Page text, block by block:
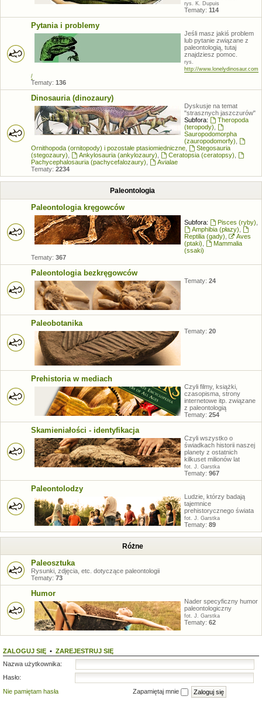
rys. K. Dupuis
Tematy: 114
Pytania i problemy
Jeśli masz jakiś problem
lub pytanie związane z
paleontologią, tutaj
znajdziesz pomoc.
rys.
http://www.lonelydinosaur.com
/
Tematy: 136
Dinosauria (dinozaury)
Dyskusje na temat
"strasznych jaszczurów"
Subfora:
Theropoda
(teropody)
Sauropodomorpha
(zauropodomorfy)
Ornithopoda (ornitopody) i pozostałe ptasiomiedniczne
Stegosauria
(stegozaury)
Ankylosauria (ankylozaury) Ceratopsia (ceratopsy)
Pachycephalosauria (pachycefalozaury)
Avialae
Tematy: 2234
Paleontologia
Paleontologia kręgowców
Subfora: Pisces (ryby)
Amphibia (płazy)
Reptilia (gady)
Aves
(ptaki)
Mammalia
(ssaki)
Tematy: 367
Paleontologia bezkręgowców
Tematy: 24
Paleobotanika
Tematy: 20
Prehistoria w mediach
Czyli filmy, książki,
czasopisma, strony
internetowe itp. związane
z paleontologią
Tematy: 254
Skamieniałości - identyfikacja
Czyli wszystko o
świadkach historii naszej
planety z ostatnich
kilkuset milionów lat
fot. J. Garstka
Tematy: 967
Paleontolodzy
Ludzie, którzy badają
tajemnice
prehistorycznego świata
fot. J. Garstka
Tematy: 89
Różne
Paleosztuka
Rysunki, zdjęcia, etc. dotyczące paleontologii
Tematy: 73
Humor
Nader specyficzny humor
paleontologiczny
fot. J. Garstka
Tematy: 62
ZALOGUJ SIĘ • ZAREJESTRUJ SIĘ
Nazwa użytkownika:
Hasło:
Nie pamiętam hasła
Zapamiętaj mnie